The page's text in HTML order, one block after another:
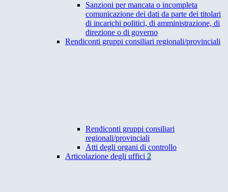
Sanzioni per mancata o incompleta
comunicazione dei dati da parte dei titolari
di incarichi politici, di amministrazione, di
direzione o di governo
Rendiconti gruppi consiliari regionali/provinciali
Rendiconti gruppi consiliari
regionali/provinciali
Atti degli organi di controllo
Articolazione degli uffici 2